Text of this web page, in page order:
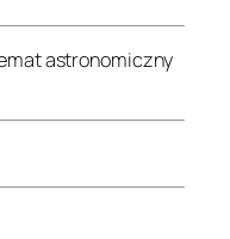
astronomiczny